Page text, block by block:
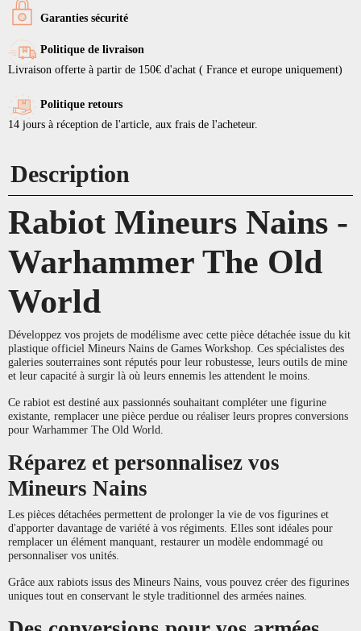
Garanties sécurité
Politique de livraison
Livraison offerte à partir de 150€ d'achat ( France et europe uniquement)
Politique retours
14 jours à réception de l'article, aux frais de l'acheteur.
Description
Rabiot Mineurs Nains -
Warhammer The Old
World
Développez vos projets de modélisme avec cette pièce détachée issue du kit
plastique officiel Mineurs Nains de Games Workshop. Ces spécialistes des
galeries souterraines sont réputés pour leur robustesse, leurs outils de mine
et leur capacité à surgir là où leurs ennemis les attendent le moins.
Ce rabiot est destiné aux passionnés souhaitant compléter une figurine
existante, remplacer une pièce perdue ou réaliser leurs propres conversions
pour Warhammer The Old World.
Réparez et personnalisez vos
Mineurs Nains
Les pièces détachées permettent de prolonger la vie de vos figurines et
d'apporter davantage de variété à vos régiments. Elles sont idéales pour
remplacer un élément manquant, restaurer un modèle endommagé ou
personnaliser vos unités.
Grâce aux rabiots issus des Mineurs Nains, vous pouvez créer des figurines
uniques tout en conservant le style traditionnel des armées naines.